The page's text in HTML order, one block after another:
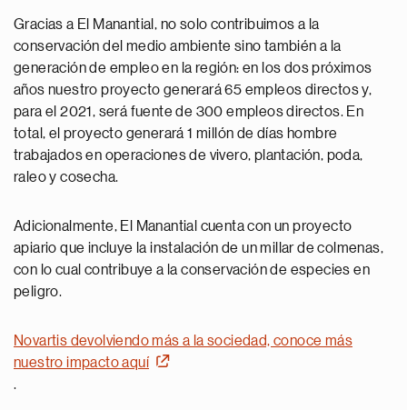
Gracias a El Manantial, no solo contribuimos a la
conservación del medio ambiente sino también a la
generación de empleo en la región: en los dos próximos
años nuestro proyecto generará 65 empleos directos y,
para el 2021, será fuente de 300 empleos directos. En
total, el proyecto generará 1 millón de días hombre
trabajados en operaciones de vivero, plantación, poda,
raleo y cosecha.
Adicionalmente, El Manantial cuenta con un proyecto
apiario que incluye la instalación de un millar de colmenas,
con lo cual contribuye a la conservación de especies en
peligro.
Novartis devolviendo más a la sociedad, conoce más
nuestro impacto aquí
.